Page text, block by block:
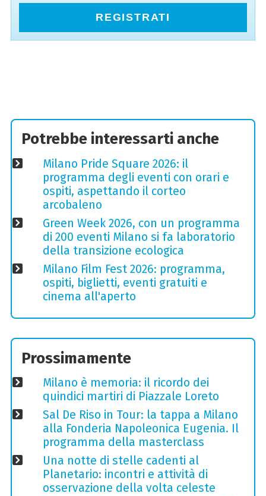
REGISTRATI
Potrebbe interessarti anche
Milano Pride Square 2026: il
programma degli eventi con orari e
ospiti, aspettando il corteo
arcobaleno
Green Week 2026, con un programma
di 200 eventi Milano si fa laboratorio
della transizione ecologica
Milano Film Fest 2026: programma,
ospiti, biglietti, eventi gratuiti e
cinema all'aperto
Prossimamente
Milano è memoria: il ricordo dei
quindici martiri di Piazzale Loreto
Sal De Riso in Tour: la tappa a Milano
alla Fonderia Napoleonica Eugenia. Il
programma della masterclass
Una notte di stelle cadenti al
Planetario: incontri e attività di
osservazione della volta celeste